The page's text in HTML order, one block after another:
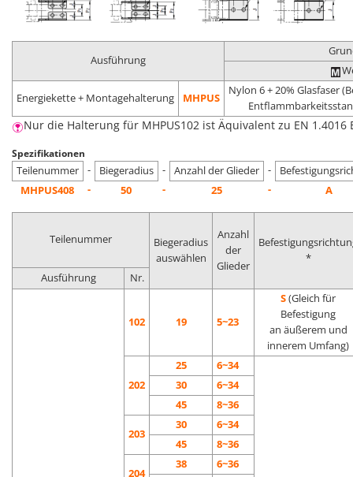
Ausführung
Energiekette + Montagehalterung MHPUS
Nylon 6 + 20% Glasfaser
Nur die Halterung für MHPUS102 ist Äquivalent zu EN
Spezifikationen
Teilenummer
- Biegeradius - Anzahl der Glieder -
MHPUS408
- 50 - 25 - A
Teilenummer
Biegeradius
auswählen
Anzahl
der
Glieder
*
Ausführung
Nr.
102 19 5~23
S(Gleich für
Befestigung
an äußerem und
innerem Umfang)
202
25
6~34
30
6~34
45
8~36
203
30
6~34
45
8~36
204
38 6~36